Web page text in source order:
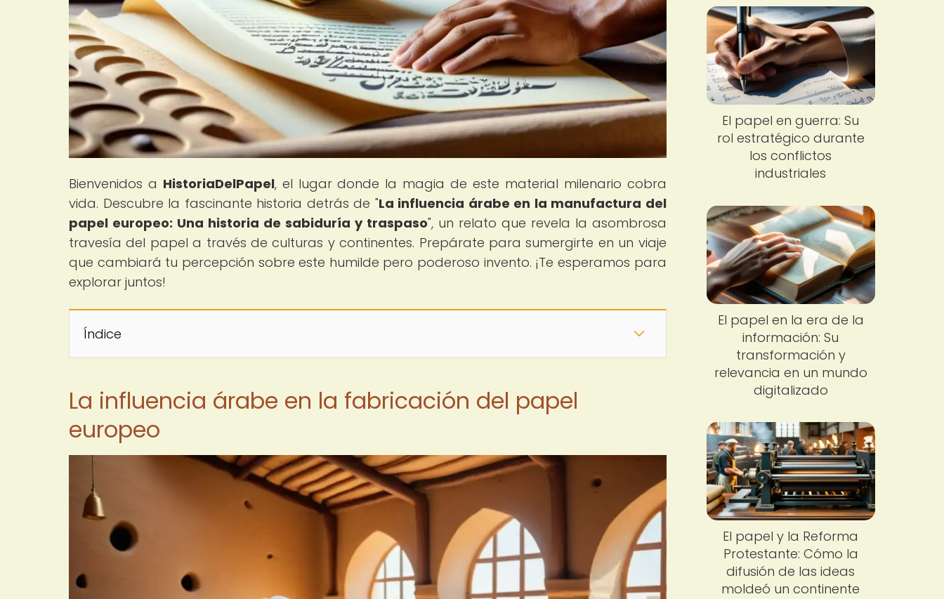
Bienvenidos a HistoriaDelPapel, el lugar donde la magia de este material milenario cobra
vida. Descubre la fascinante historia detrás de "La influencia árabe en la manufactura del
papel europeo: Una historia de sabiduría y traspaso", un relato que revela la asombrosa
travesía del papel a través de culturas y continentes. Prepárate para sumergirte en un viaje
que cambiará tu percepción sobre este humilde pero poderoso invento. ¡Te esperamos para
explorar juntos!
Índice
La influencia árabe en la fabricación del papel
europeo
El papel en guerra: Su
rol estratégico durante
los conflictos
industriales
El papel en la era de la
información: Su
transformación y
relevancia en un mundo
digitalizado
El papel y la Reforma
Protestante: Cómo la
difusión de las ideas
moldeó un continente